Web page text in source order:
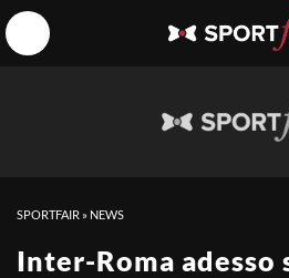
SPORTFAIR » NEWS
Inter-Roma adesso